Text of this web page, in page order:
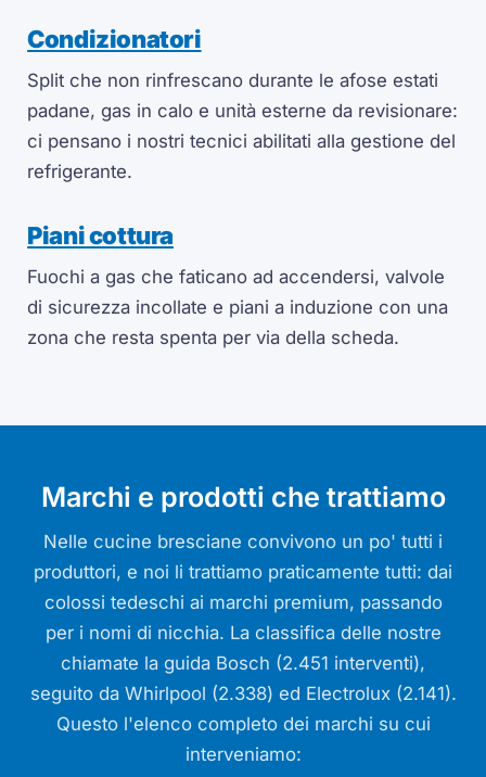
Condizionatori
Split che non rinfrescano durante le afose estati
padane, gas in calo e unità esterne da revisionare:
ci pensano i nostri tecnici abilitati alla gestione del
refrigerante.
Piani cottura
Fuochi a gas che faticano ad accendersi, valvole
di sicurezza incollate e piani a induzione con una
zona che resta spenta per via della scheda.
Marchi e prodotti che trattiamo
Nelle cucine bresciane convivono un po' tutti i
produttori, e noi li trattiamo praticamente tutti: dai
colossi tedeschi ai marchi premium, passando
per i nomi di nicchia. La classifica delle nostre
chiamate la guida Bosch (2.451 interventi),
seguito da Whirlpool (2.338) ed Electrolux (2.141).
Questo l'elenco completo dei marchi su cui
interveniamo: